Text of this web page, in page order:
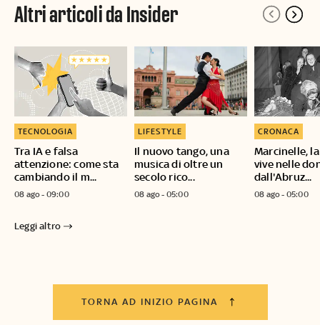
Altri articoli da Insider
Tra IA e falsa
attenzione: come sta
cambiando il m...
TECNOLOGIA
08 ago - 09:00
Il nuovo tango, una
musica di oltre un
secolo rico...
LIFESTYLE
08 ago - 05:00
Marcinelle,
vive nelle
dall'Abruz...
CRONACA
08 ago - 05:00
Leggi altro
TORNA AD INIZIO PAGINA